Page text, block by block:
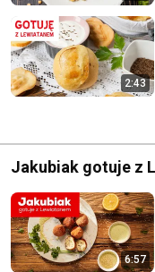
2:43
Jakubiak gotuje z
6:57